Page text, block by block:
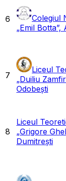
6
Colegiul
„Emil Botta”,
7
Liceul
„Duiliu
Odobești
8
Liceul
„Grigore
Dumitrești